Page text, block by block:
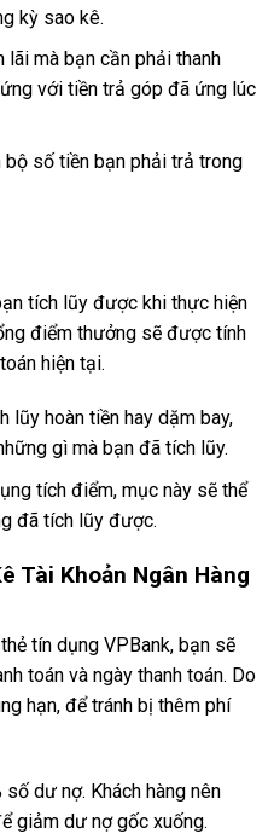
kỳ sao kê.
lãi mà bạn cần phải thanh
với tiền trả góp đã ứng lúc
số tiền bạn phải trả trong
tích lũy được khi thực hiện
điểm thưởng sẽ được tính
hiện tại.
hoàn tiền hay dặm bay,
gì mà bạn đã tích lũy.
tích điểm, mục này sẽ thể
đã tích lũy được.
Tài Khoản Ngân Hàng
tín dụng VPBank, bạn sẽ
toán và ngày thanh toán. Do
hạn, để tránh bị thêm phí
số dư nợ. Khách hàng nên
giảm dư nợ gốc xuống.